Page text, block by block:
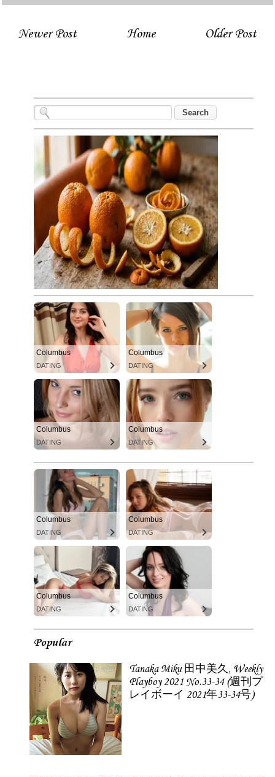
Newer Post Older Post
Home
Columbus
DATING
Columbus
DATING
Columbus
DATING
Columbus
DATING
Columbus
DATING
Columbus
DATING
Columbus
DATING
Columbus
DATING
Popular
Tanaka Miku 田中美久, Weekly
Playboy 2021 No.33-34 (週刊プ
レイボーイ 2021年33-34号)